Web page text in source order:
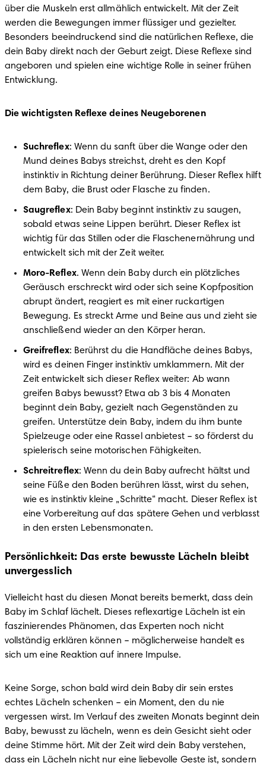
über die Muskeln erst allmählich entwickelt. Mit der Zeit
werden die Bewegungen immer flüssiger und gezielter.
Besonders beeindruckend sind die natürlichen Reflexe, die
dein Baby direkt nach der Geburt zeigt. Diese Reflexe sind
angeboren und spielen eine wichtige Rolle in seiner frühen
Entwicklung.
Die wichtigsten Reflexe deines Neugeborenen
Suchreflex: Wenn du sanft über die Wange oder den
Mund deines Babys streichst, dreht es den Kopf
instinktiv in Richtung deiner Berührung. Dieser Reflex hilft
dem Baby, die Brust oder Flasche zu finden.
Saugreflex: Dein Baby beginnt instinktiv zu saugen,
sobald etwas seine Lippen berührt. Dieser Reflex ist
wichtig für das Stillen oder die Flaschenernährung und
entwickelt sich mit der Zeit weiter.
Moro-Reflex. Wenn dein Baby durch ein plötzliches
Geräusch erschreckt wird oder sich seine Kopfposition
abrupt ändert, reagiert es mit einer ruckartigen
Bewegung. Es streckt Arme und Beine aus und zieht sie
anschließend wieder an den Körper heran.
Greifreflex: Berührst du die Handfläche deines Babys,
wird es deinen Finger instinktiv umklammern. Mit der
Zeit entwickelt sich dieser Reflex weiter: Ab wann
greifen Babys bewusst? Etwa ab 3 bis 4 Monaten
beginnt dein Baby, gezielt nach Gegenständen zu
greifen. Unterstütze dein Baby, indem du ihm bunte
Spielzeuge oder eine Rassel anbietest – so förderst du
spielerisch seine motorischen Fähigkeiten.
Schreitreflex: Wenn du dein Baby aufrecht hältst und
seine Füße den Boden berühren lässt, wirst du sehen,
wie es instinktiv kleine „Schritte“ macht. Dieser Reflex ist
eine Vorbereitung auf das spätere Gehen und verblasst
in den ersten Lebensmonaten.
Persönlichkeit: Das erste bewusste Lächeln bleibt
unvergesslich
Vielleicht hast du diesen Monat bereits bemerkt, dass dein
Baby im Schlaf lächelt. Dieses reflexartige Lächeln ist ein
faszinierendes Phänomen, das Experten noch nicht
vollständig erklären können – möglicherweise handelt es
sich um eine Reaktion auf innere Impulse.
Keine Sorge, schon bald wird dein Baby dir sein erstes
echtes Lächeln schenken – ein Moment, den du nie
vergessen wirst. Im Verlauf des zweiten Monats beginnt dein
Baby, bewusst zu lächeln, wenn es dein Gesicht sieht oder
deine Stimme hört. Mit der Zeit wird dein Baby verstehen,
dass ein Lächeln nicht nur eine liebevolle Geste ist, sondern